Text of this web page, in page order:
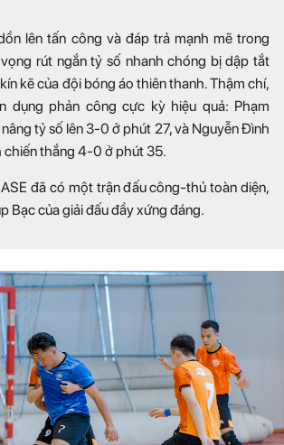
lên tấn công và đáp trả mạnh mẽ trong
rút ngắn tỷ số nhanh chóng bị dập tắt
kẽ của đội bóng áo thiên thanh. Thậm chí,
dụng phản công cực kỳ hiệu quả: Phạm
tỷ số lên 3-0 ở phút 27, và Nguyễn Đình
chiến thắng 4-0 ở phút 35.
đã có một trận đấu công-thủ toàn diện,
Bạc của giải đấu đầy xứng đáng.